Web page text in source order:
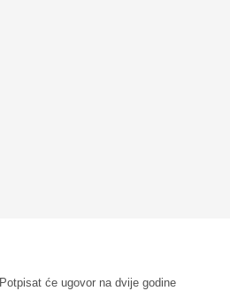
Potpisat će ugovor na dvije godine